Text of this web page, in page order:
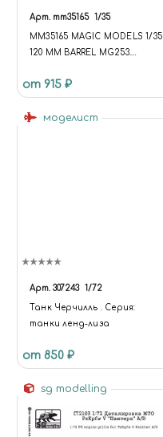
Арт. mm35165 1/35
MM35165 MAGIC MODELS 1/35
120 MM BARREL MG253.
от 915 ₽
моделист
Арт. 307243 1/72
Танк Черчилль . Серия:
танки ленд-лиза
от 850 ₽
sg modelling